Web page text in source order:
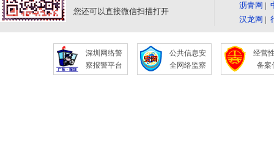
您还可以直接微信扫描打开
沥青网 |
汉龙网 |
深圳网络警
察报警平台
公共信息安
全网络监察
经营
备案